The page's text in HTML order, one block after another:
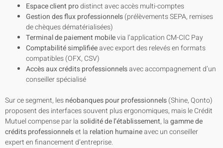
Espace client prodistinct avec accès multi-comptes
Gestion des flux professionnels(prélèvements SEPA, remises
de chèques dématérialisées)
Terminal de paiement mobilevia l’application CM-CIC Pay
Comptabilité simplifiéeavec export des relevés en formats
compatibles (OFX, CSV)
Accès aux crédits professionnelsavec accompagnement d’un
conseiller spécialisé
Sur ce segment, lesnéobanques pour professionnels(Shine, Qonto)
proposent des interfaces souvent plus ergonomiques, mais le Crédit
Mutuel compense par lasolidité de l’établissement, lagamme de
crédits professionnelset la relation humaineavec un conseiller
expert en financement d’entreprise.